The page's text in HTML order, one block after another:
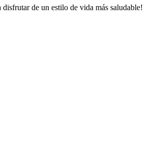
disfrutar de un estilo de vida más saludable!